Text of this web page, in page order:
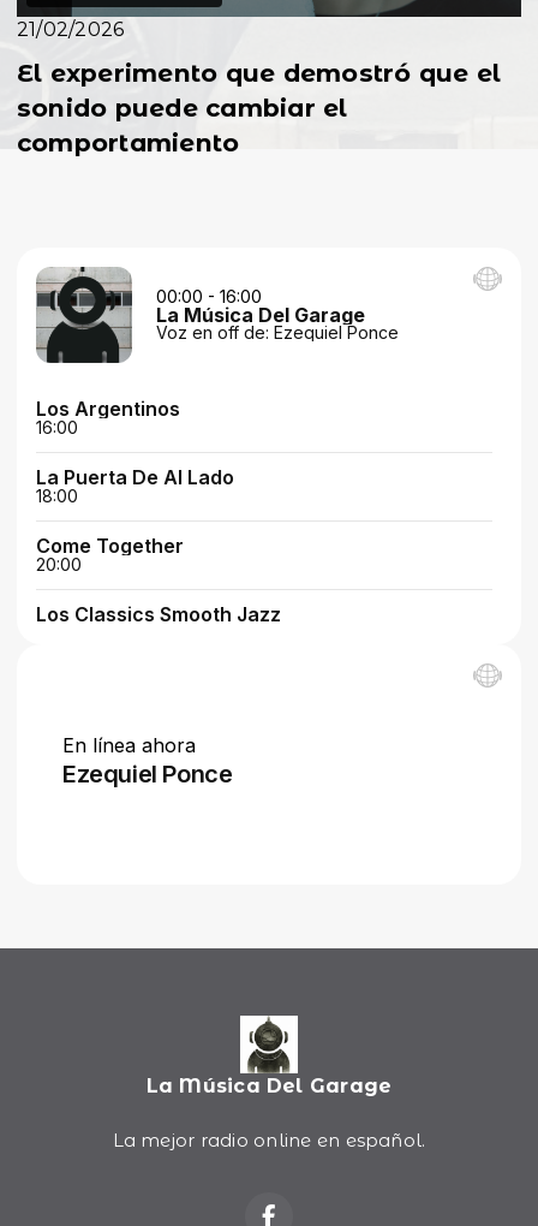
21/02/2026
El experimento que demostró que el
sonido puede cambiar el
comportamiento
La Música Del Garage
La mejor radio online en español.